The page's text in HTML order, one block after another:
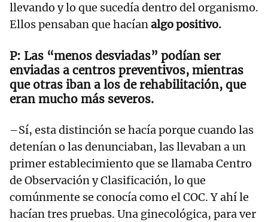
llevando y lo que sucedía dentro del organismo.
Ellos pensaban que hacíanalgo positivo.
Las “menos desviadas” podían ser
enviadas a centros preventivos, mientras
que otras iban a los de rehabilitación, que
eran mucho más severos.
–Sí, esta distinción se hacía porque cuando las
detenían o las denunciaban, las llevaban a un
primer establecimiento que se llamaba Centro
de Observación y Clasificación, lo que
comúnmente se conocía como el COC. Y ahí le
hacían tres pruebas. Una ginecológica, para ver